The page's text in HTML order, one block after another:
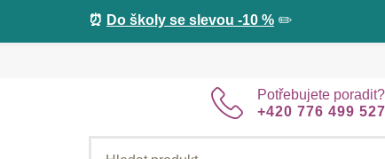
⏰ Do školy se slevou -10 % ✏️
Potřebujete poradit?
+420 776 499 527